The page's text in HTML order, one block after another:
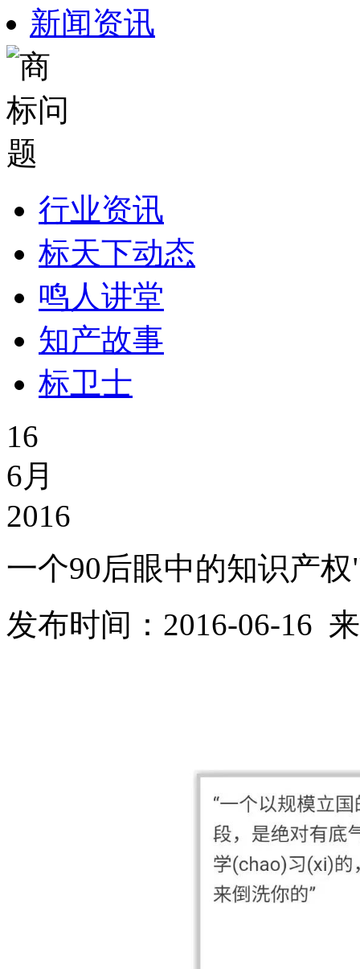
新闻资讯
行业资讯
标天下动态
鸣人讲堂
知产故事
标卫士
16
6月
2016
一个90后眼中的知识产
发布时间：2016-06-16